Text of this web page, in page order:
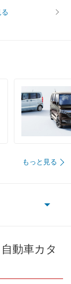
16.2km/
もっと見る
動車カタ